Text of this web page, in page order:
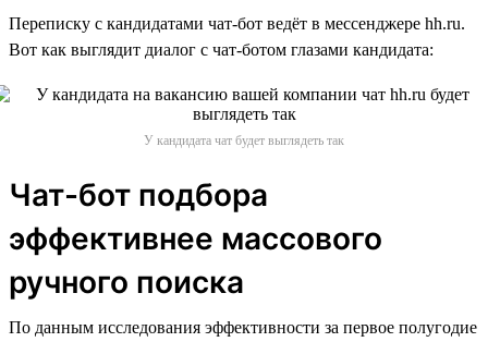
Переписку с кандидатами чат-бот ведёт в мессенджере hh.ru.
Вот как выглядит диалог с чат-ботом глазами кандидата:
У кандидата чат будет выглядеть так
Чат-бот подбора
эффективнее массового
ручного поиска
По данным исследования эффективности за первое полугодие